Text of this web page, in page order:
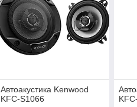
Автоакустика Kenwood
KFC-S1066